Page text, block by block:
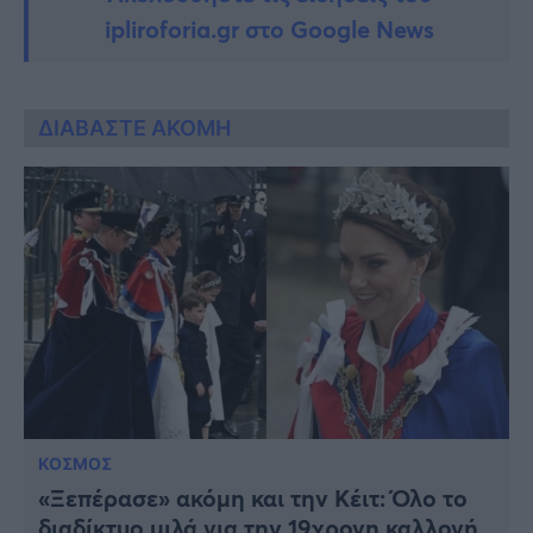
ipliroforia.gr στο Google News
ΔΙΑΒΑΣΤΕ ΑΚΟΜΗ
ΚΟΣΜΟΣ
«Ξεπέρασε» ακόμη και την Κέιτ: Όλο το